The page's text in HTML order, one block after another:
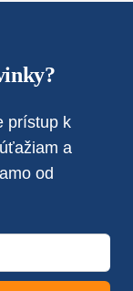
prístup k
a
od